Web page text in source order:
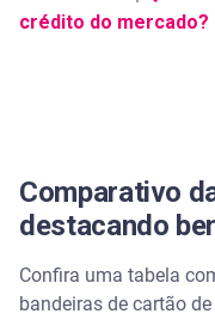
crédito do mercado?
Comparativo
destacando
Confira uma tabela
bandeiras de cartão